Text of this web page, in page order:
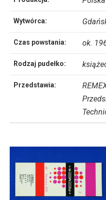
Wytwórca:
Czas powstania: ok.
Rodzaj pudełko:
Przedstawia: